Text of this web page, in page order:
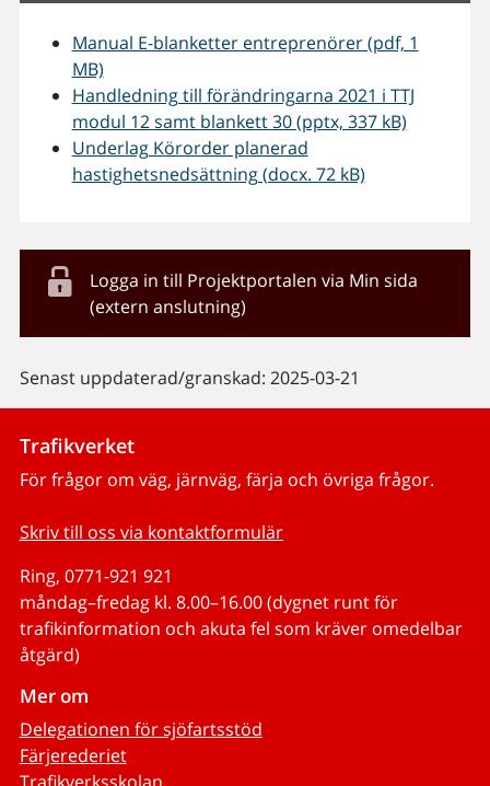
Manual E-blanketter entreprenörer (pdf, 1
MB)
Handledning till förändringarna 2021 i TTJ
modul 12 samt blankett 30 (pptx, 337 kB)
Underlag Körorder planerad
hastighetsnedsättning (docx. 72 kB)
Logga in till Projektportalen via Min sida
(extern anslutning)
Senast uppdaterad/granskad: 2025-03-21
Trafikverket
För frågor om väg, järnväg, färja och övriga frågor.
Skriv till oss via kontaktformulär
Ring, 0771-921 921
måndag–fredag kl. 8.00–16.00 (dygnet runt för
trafikinformation och akuta fel som kräver omedelbar
åtgärd)
Mer om
Delegationen för sjöfartsstöd
Färjerederiet